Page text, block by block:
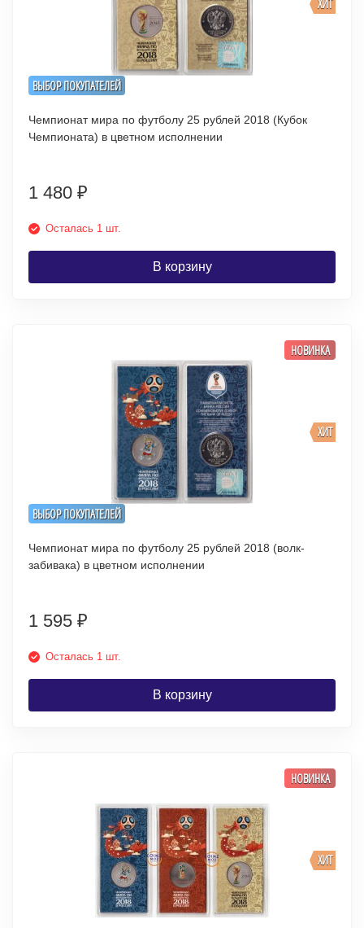
ВЫБОР ПОКУПАТЕЛЕЙ
ХИТ
Чемпионат мира по футболу 25 рублей 2018 (Кубок
Чемпионата) в цветном исполнении
1 480 ₽
Осталась 1 шт.
В корзину
ВЫБОР ПОКУПАТЕЛЕЙ
ХИТ
НОВИНКА
Чемпионат мира по футболу 25 рублей 2018 (волк-
забивака) в цветном исполнении
1 595 ₽
Осталась 1 шт.
В корзину
ХИТ
НОВИНКА